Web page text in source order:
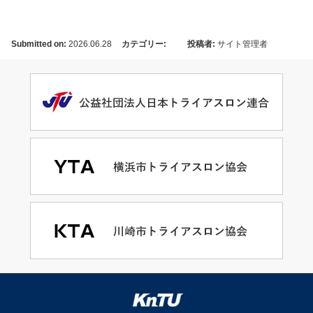
Submitted on: 2026.06.28 カテゴリー: 投稿者: サイト管理者